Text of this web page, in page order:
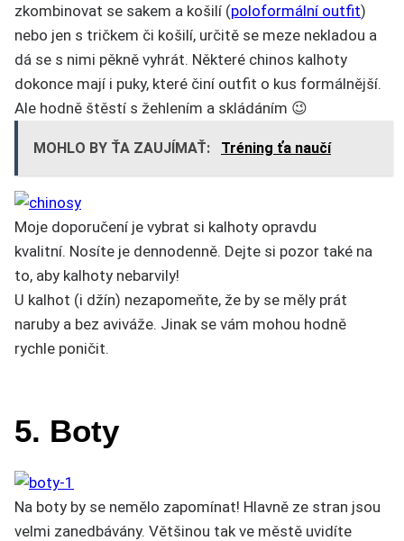
zkombinovat se sakem a košilí (poloformální outfit)
nebo jen s tričkem či košilí, určitě se meze nekladou a
dá se s nimi pěkně vyhrát. Některé chinos kalhoty
dokonce mají i puky, které činí outfit o kus formálnější.
Ale hodně štěstí s žehlením a skládáním 😉
MOHLO BY ŤA ZAUJÍMAŤ: Tréning ťa naučí
Moje doporučení je vybrat si kalhoty opravdu
kvalitní. Nosíte je dennodenně. Dejte si pozor také na
to, aby kalhoty nebarvily!
U kalhot (i džín) nezapomeňte, že by se měly prát
naruby a bez aviváže. Jinak se vám mohou hodně
rychle poničit.
5. Boty
Na boty by se nemělo zapomínat! Hlavně ze stran jsou
velmi zanedbávány. Většinou tak ve městě uvidíte